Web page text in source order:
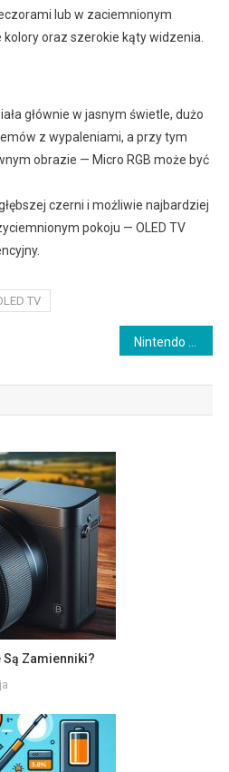
lub w zaciemnionym
oraz szerokie kąty widzenia.
głównie w jasnym świetle, dużo
z wypaleniami, a przy tym
obrazie — Micro RGB może być
czerni i możliwie najbardziej
pokoju — OLED TV
TV
Są Zamienniki?